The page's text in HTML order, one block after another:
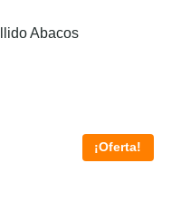
Abacos
¡Oferta!